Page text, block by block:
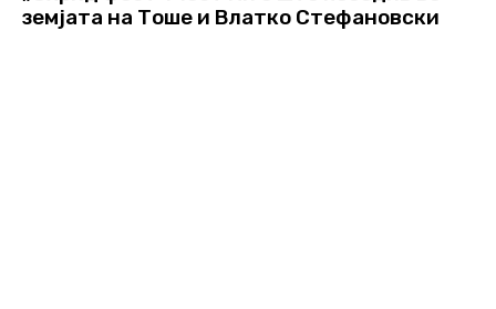
земјата на Тоше и Влатко Стефановски